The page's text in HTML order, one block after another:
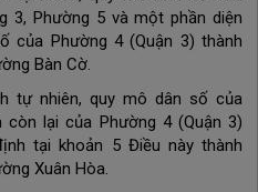
3, Phường 5 và một phần diện
của Phường 4 (Quận 3) thành
Bàn Cờ.
tự nhiên, quy mô dân số của
lại của Phường 4 (Quận 3)
tại khoản 5 Điều này thành
Xuân Hòa.